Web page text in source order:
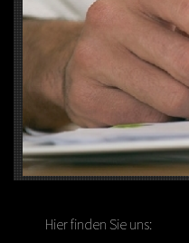
Hier finden Sie uns: